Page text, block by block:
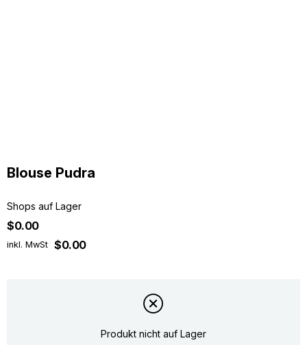
Blouse Pudra
Shops auf Lager
$0.00
inkl. MwSt $0.00
Produkt nicht auf Lager